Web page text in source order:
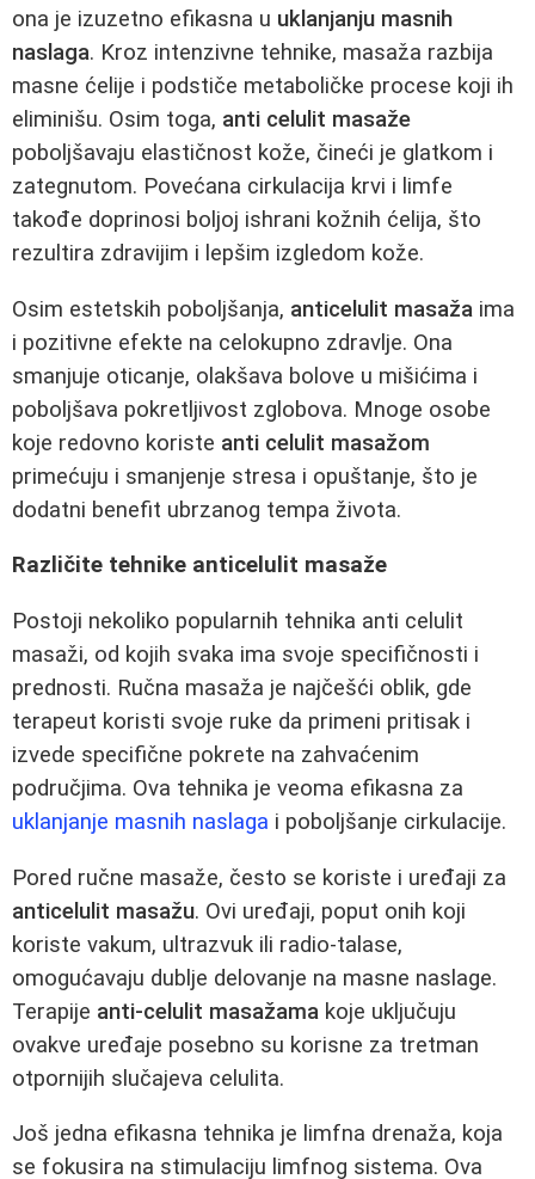
ona je izuzetno efikasna u uklanjanju masnih
naslaga. Kroz intenzivne tehnike, masaža razbija
masne ćelije i podstiče metaboličke procese koji ih
eliminišu. Osim toga, anti celulit masaže
poboljšavaju elastičnost kože, čineći je glatkom i
zategnutom. Povećana cirkulacija krvi i limfe
takođe doprinosi boljoj ishrani kožnih ćelija, što
rezultira zdravijim i lepšim izgledom kože.
Osim estetskih poboljšanja, anticelulit masaža ima
i pozitivne efekte na celokupno zdravlje. Ona
smanjuje oticanje, olakšava bolove u mišićima i
poboljšava pokretljivost zglobova. Mnoge osobe
koje redovno koriste anti celulit masažom
primećuju i smanjenje stresa i opuštanje, što je
dodatni benefit ubrzanog tempa života.
Različite tehnike anticelulit masaže
Postoji nekoliko popularnih tehnika anti celulit
masaži, od kojih svaka ima svoje specifičnosti i
prednosti. Ručna masaža je najčešći oblik, gde
terapeut koristi svoje ruke da primeni pritisak i
izvede specifične pokrete na zahvaćenim
područjima. Ova tehnika je veoma efikasna za
uklanjanje masnih naslaga i poboljšanje cirkulacije.
Pored ručne masaže, često se koriste i uređaji za
anticelulit masažu. Ovi uređaji, poput onih koji
koriste vakum, ultrazvuk ili radio-talase,
omogućavaju dublje delovanje na masne naslage.
Terapije anti-celulit masažama koje uključuju
ovakve uređaje posebno su korisne za tretman
otpornijih slučajeva celulita.
Još jedna efikasna tehnika je limfna drenaža, koja
se fokusira na stimulaciju limfnog sistema. Ova